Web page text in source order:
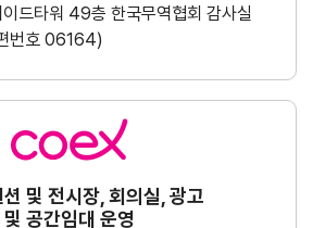
이드타워 49층 한국무역협회 감사실
번호 06164)
및 전시장, 회의실, 광고
및 공간임대 운영